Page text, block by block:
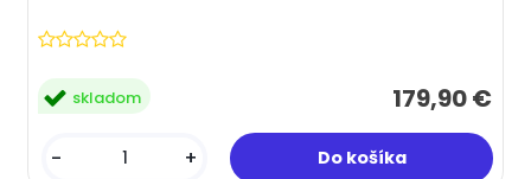
179,90 €
skladom
- +